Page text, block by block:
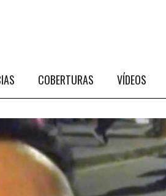
COBERTURAS VÍDEOS